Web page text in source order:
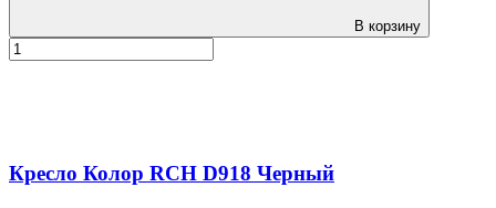
В корзину
Кресло Колор RCH D918 Черный